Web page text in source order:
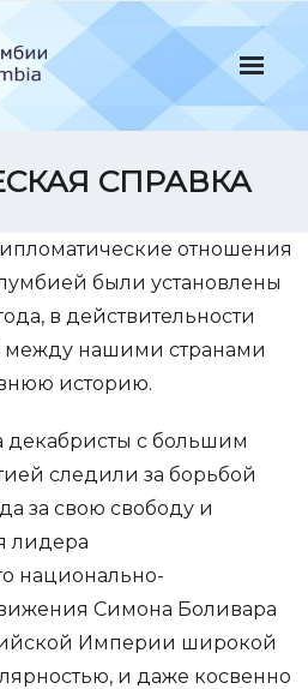
СПРАВКА
отношения
были установлены
в действительности
между нашими странами
историю.
декабристы с большим
следили за борьбой
за свою свободу и
лидера
национально-
Симона Боливара
Империи широкой
и даже косвенно